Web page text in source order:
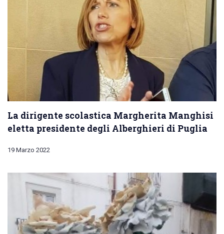
La dirigente scolastica Margherita Manghisi
eletta presidente degli Alberghieri di Puglia
19 Marzo 2022